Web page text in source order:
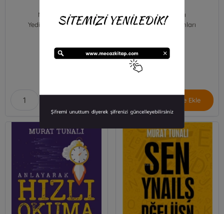
Murat Tunalı
Yediveren Yayınları
289,00
Murat Tunalı
Yediveren Yayınları
₺259,00
Sepete Ekle